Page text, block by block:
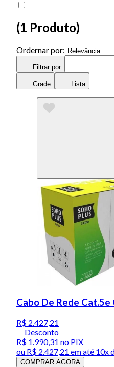
(1 Produto)
Ordernar por:
Filtrar por
Grade Lista
Cabo De Rede
R$ 2.427,21
Desconto
R$ 1.990,31 no PIX
ou R$ 2.427,21 em até 10x
COMPRAR AGORA